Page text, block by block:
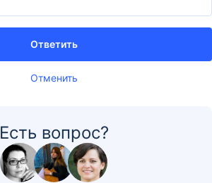
Отменить
Ответить
Есть вопрос?